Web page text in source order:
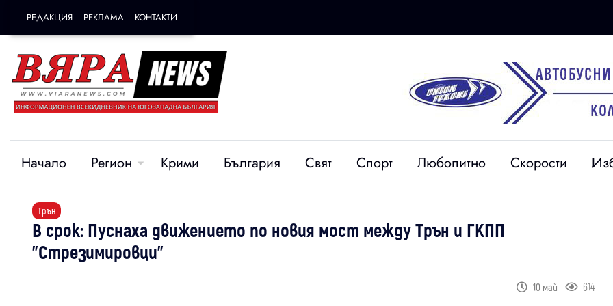
РЕДАКЦИЯ РЕКЛАМА КОНТАКТИ
Начало Регион Крими България Свят Спорт Любопитно Скорости
Трън
В срок: Пуснаха движението по новия мост между Трън и ГКПП
"Стрезимировци"
10 май 614